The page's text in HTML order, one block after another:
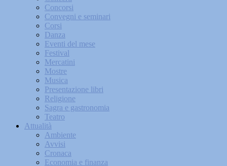
Concorsi
Convegni e seminari
Corsi
Danza
Eventi del mese
Festival
Mercatini
Mostre
Musica
Presentazione libri
Religione
Sagra e gastronomia
Teatro
Attualità
Ambiente
Avvisi
Cronaca
Economia e finanza